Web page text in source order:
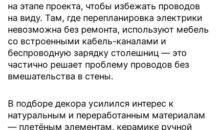
на этапе проекта, чтобы избежать проводов
на виду. Там, где перепланировка электрики
невозможна без ремонта, используют мебель
со встроенными кабель-каналами и
беспроводную зарядку столешниц — это
частично решает проблему проводов без
вмешательства в стены.
В подборе декора усилился интерес к
натуральным и переработанным материалам
— плетёным элементам, керамике ручной